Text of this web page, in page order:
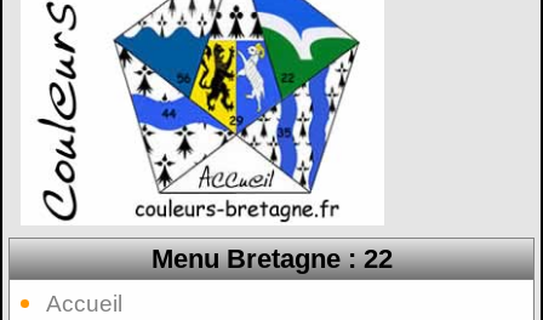
Menu Bretagne : 22
Accueil